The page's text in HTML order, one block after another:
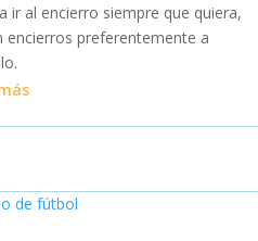
ir al encierro siempre que quiera,
encierros preferentemente a